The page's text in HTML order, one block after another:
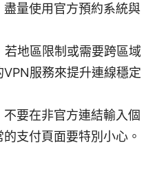
量使用官方預約系統與
地區限制或需要跨區域
服務來提升連線穩定
要在非官方連結輸入個
支付頁面要特別小心。